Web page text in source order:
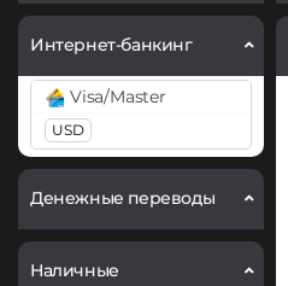
Decentraland (MANA)
Dogecoin (DOGE)
DOGE
Polkadot (DOT)
Ethereum (ETH)
BEP20
Интернет-банкинг
Visa/Master
USD
Денежные переводы
Наличные